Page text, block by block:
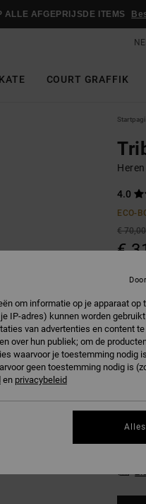
ALLE AFGEPRIJSDE ITEMS
COURT GRAFFIK
4.0
ECO-
€ 70,00
€
Kleur
om informatie op je apparaat op
IP-adres) kunnen worden
van advertenties en content
over hun publiek; om de
waarvoor je toestemming nodig
geen toestemming nodig is
en privacybeleid